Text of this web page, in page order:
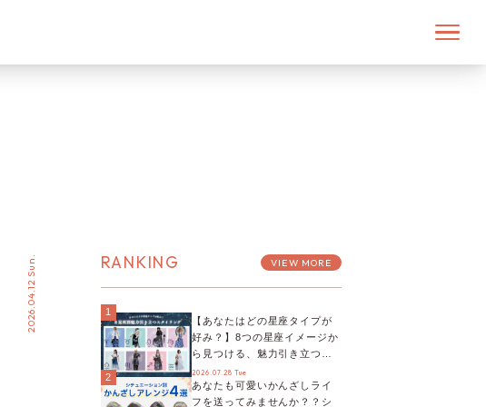
2026.04.12 Sun. RANKING VIEW MORE
1
【あなたはどの星座タイプが
好み？】8つの星座イメージか
ら見つける、魅力引き立つス
タイリング♡
2026.07.28 Tue
2
あなたも可愛いかんざしライ
フを送ってみませんか？？シ